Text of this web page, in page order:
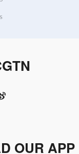
OUR APP